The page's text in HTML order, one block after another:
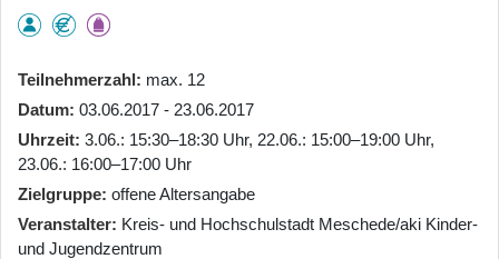
Teilnehmerzahl
max. 12
Datum 03.06.2017 - 23.06.2017
Uhrzeit 3.06.: 15:30–18:30 Uhr, 22.06.: 15:00–19:00 Uhr,
23.06.: 16:00–17:00 Uhr
Zielgruppe offene Altersangabe
Veranstalter Kreis- und Hochschulstadt Meschede/aki Kinder-
und Jugendzentrum